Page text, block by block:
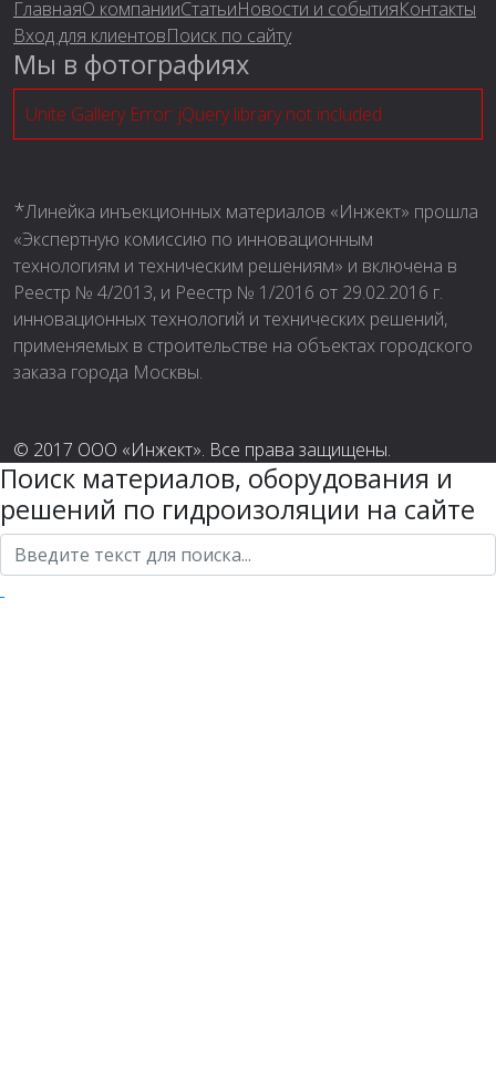
ГлавнаяО компанииСтатьиНовости и событияКонтакты
Вход для клиентовПоиск по сайту
Мы в фотографиях
Unite Gallery Error: jQuery library not included
*Линейка инъекционных материалов «Инжект» прошла
«Экспертную комиссию по инновационным
технологиям и техническим решениям» и включена в
Реестр № 4/2013, и Реестр № 1/2016 от 29.02.2016 г.
инновационных технологий и технических решений,
применяемых в строительстве на объектах городского
заказа города Москвы.
© 2017 ООО «Инжект». Все права защищены.
Поиск материалов, оборудования и
решений по гидроизоляции на сайте